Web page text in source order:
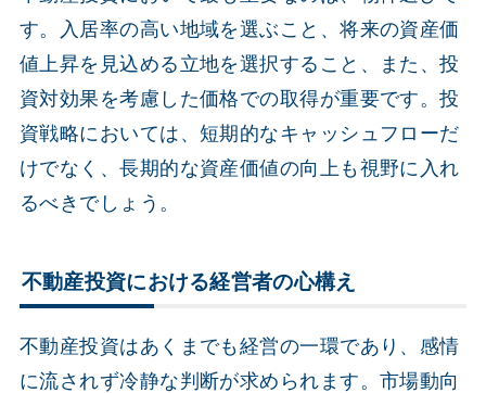
す。入居率の高い地域を選ぶこと、将来の資産価
値上昇を見込める立地を選択すること、また、投
資対効果を考慮した価格での取得が重要です。投
資戦略においては、短期的なキャッシュフローだ
けでなく、長期的な資産価値の向上も視野に入れ
るべきでしょう。
不動産投資における経営者の心構え
不動産投資はあくまでも経営の一環であり、感情
に流されず冷静な判断が求められます。市場動向